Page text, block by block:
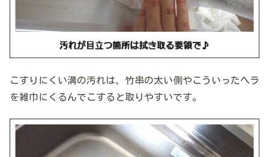
こすりにくい溝の汚れは、竹串の太い側やこういったヘラ
を雑巾にくるんでこすると取りやすいです。